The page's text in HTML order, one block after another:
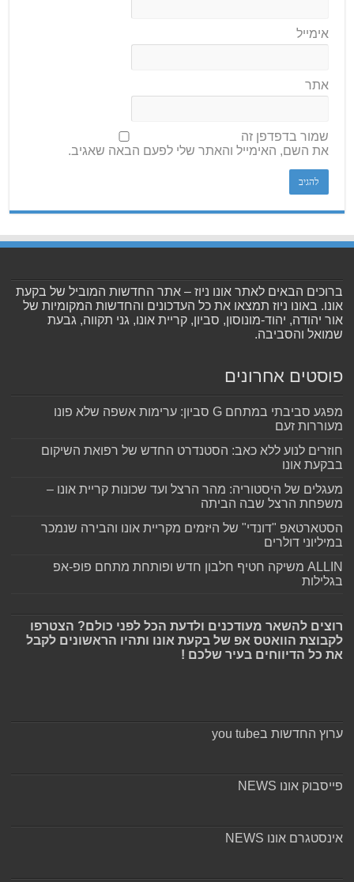
אימייל
אתר
שמור בדפדפן זה
את השם, האימייל והאתר שלי לפעם הבאה שאגיב.
ברוכים הבאים לאתר אונו ניוז – אתר החדשות המוביל של בקעת
אונו. באונו ניוז תמצאו את כל העדכונים והחדשות המקומיות של
אור יהודה, יהוד-מונוסון, סביון, קריית אונו, גני תקווה, גבעת
שמואל והסביבה.
פוסטים אחרונים
מפגע סביבתי במתחם G סביון: ערימות אשפה שלא פונו
מעוררות זעם
חוזרים לנוע ללא כאב: הסטנדרט החדש של רפואת השיקום
בבקעת אונו
מעגלים של היסטוריה: מהר הרצל ועד שכונות קריית אונו –
משפחת הרצל שבה הביתה
הסטארטאפ "דונדי" של היזמים מקריית אונו והבירה שנמכר
במיליוני דולרים
ALLIN משיקה חטיף חלבון חדש ופותחת מתחם פופ-אפ
בגלילות
רוצים להשאר מעודכנים ולדעת הכל לפני כולם? הצטרפו
לקבוצת הוואטס אפ של בקעת אונו ותהיו הראשונים לקבל
את כל הדיווחים בעיר שלכם !
ערוץ החדשות בyou tube
פייסבוק אונו NEWS
אינסטגרם אונו NEWS